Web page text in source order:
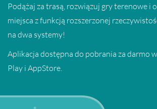
Podążaj za trasą, rozwiązuj gry terenowe i
miejsca z funkcją rozszerzonej
na dwa systemy!
Aplikacja dostępna do pobrania za darmo
Play i AppStore.